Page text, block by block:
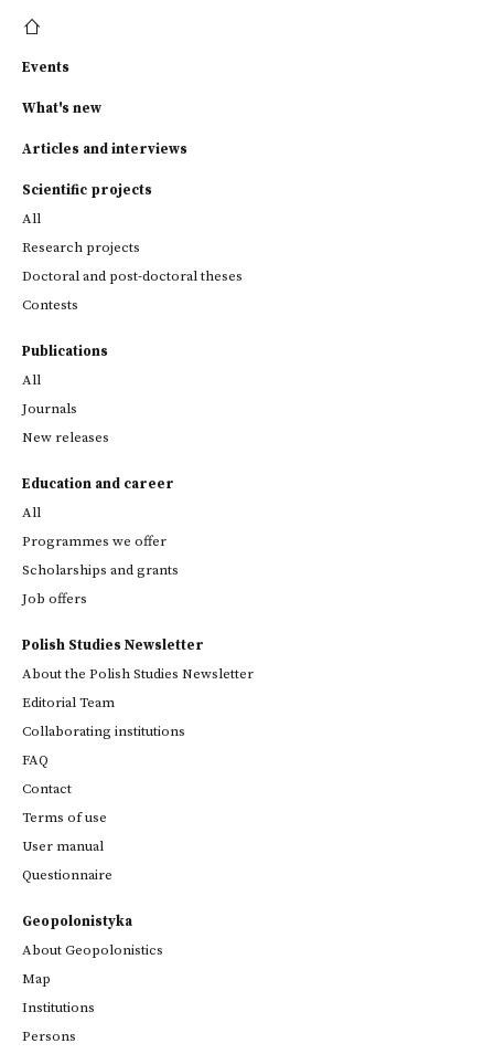
Events
What's new
Articles and interviews
Scientific projects
All
Research projects
Doctoral and post-doctoral theses
Contests
Publications
All
Journals
New releases
Education and career
All
Programmes we offer
Scholarships and grants
Job offers
Polish Studies Newsletter
About the Polish Studies Newsletter
Editorial Team
Collaborating institutions
FAQ
Contact
Terms of use
User manual
Questionnaire
Geopolonistyka
About Geopolonistics
Map
Institutions
Persons